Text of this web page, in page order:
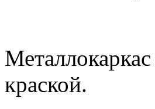
краской.